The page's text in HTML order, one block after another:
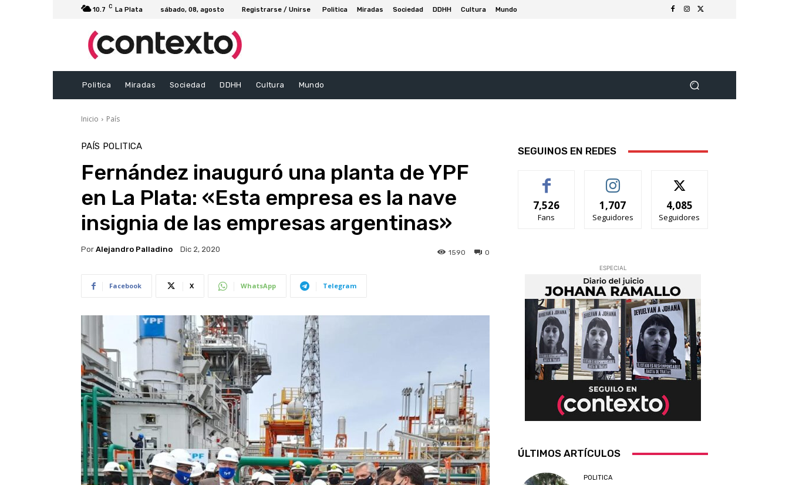
10.7 C La Plata sábado, 08, agosto Registrarse / Unirse Politica Miradas Sociedad DDHH Cultura Mundo
Politica Miradas Sociedad DDHH Cultura Mundo
Inicio País
PAÍS POLITICA
Fernández inauguró una planta de YPF
en La Plata: «Esta empresa es la nave
insignia de las empresas argentinas»
Por Alejandro Palladino Dic 2, 2020 0
1590
Facebook X WhatsApp Telegram
SEGUINOS EN REDES
7,526
Fans
1,707
Seguidores
4,085
Seguidores
ESPECIAL
ÚLTIMOS ARTÍCULOS
POLITICA